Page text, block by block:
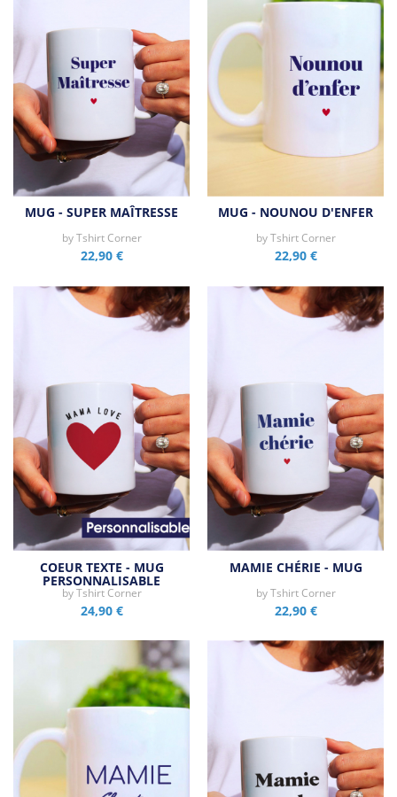
MUG - SUPER MAÎTRESSE
byTshirt Corner
22,90 €
MUG - NOUNOU D'ENFER
byTshirt Corner
22,90 €
COEUR TEXTE - MUG
PERSONNALISABLE
byTshirt Corner
24,90 €
MAMIE CHÉRIE - MUG
byTshirt Corner
22,90 €